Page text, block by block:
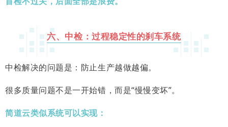
六、中检：过程稳定性的刹车系统
中检解决的问题是：防止生产越做越偏。
很多质量问题不是一开始错，而是“慢慢变坏”。
简道云类似系统可以实现：